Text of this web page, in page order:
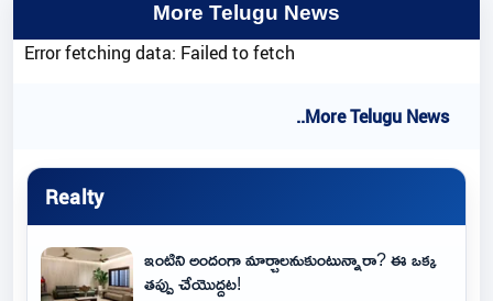
More Telugu News
Error fetching data: Failed to fetch
..More Telugu News
Realty
ఇంటిని అందంగా మార్చాలనుకుంటున్నారా? ఈ ఒక్క
తప్పు చేయొద్దట!